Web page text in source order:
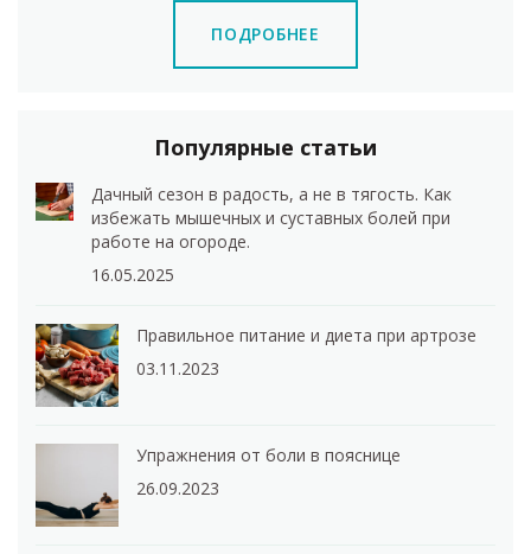
ПОДРОБНЕЕ
Популярные статьи
Дачный сезон в радость, а не в тягость. Как
избежать мышечных и суставных болей при
работе на огороде.
16.05.2025
Правильное питание и диета при артрозе
03.11.2023
Упражнения от боли в пояснице
26.09.2023